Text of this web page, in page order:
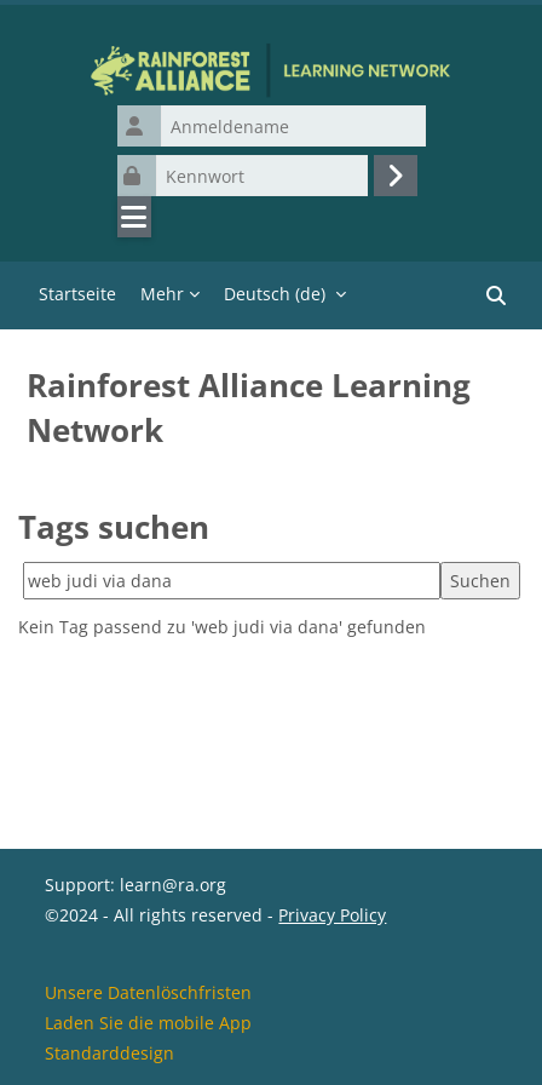
Anmeldename
Kennwort
Login
Startseite Mehr Deutsch ‎(de)‎
Kurse
Rainforest Alliance Learning
Network
Tags suchen
Tags suchen
Kein Tag passend zu 'web judi via dana' gefunden
Support: learn@ra.org
©2024 - All rights reserved - Privacy Policy
Unsere Datenlöschfristen
Laden Sie die mobile App
Standarddesign